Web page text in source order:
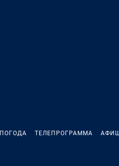
ПОГОДА ТЕЛЕПРОГРАММА